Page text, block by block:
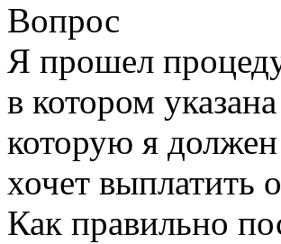
Вопрос
Я прошел
в котором
которую я
хочет выплатить
Как правильно